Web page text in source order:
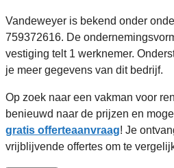
Vandeweyer is bekend onder
759372616. De
vestiging telt 1 werknemer.
je meer gegevens van dit bedrijf.
Op zoek naar een vakman voor
benieuwd naar de prijzen en
gratis offerteaanvraag! Je
vrijblijvende offertes om te